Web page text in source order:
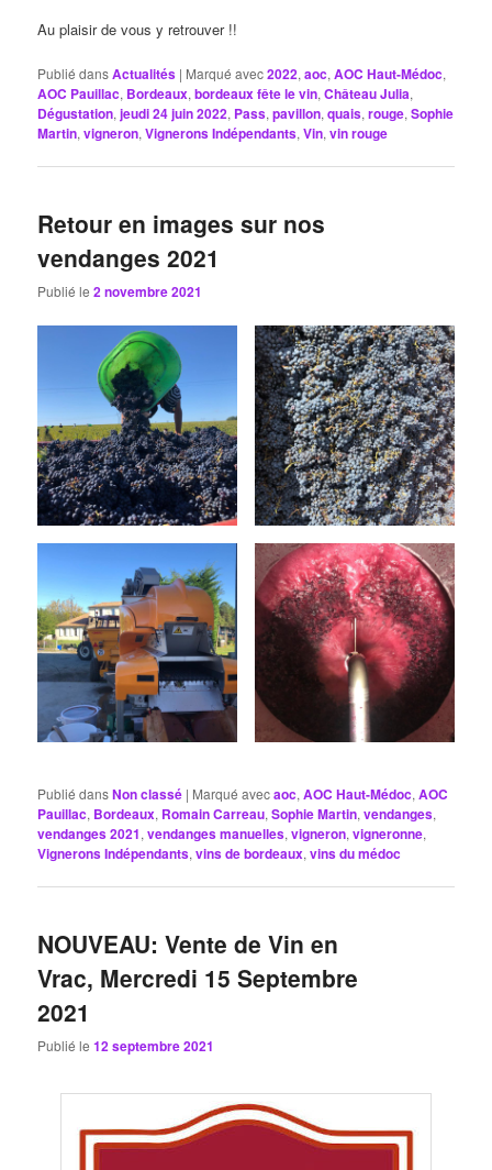
Au plaisir de vous y retrouver !!
Publié dansActualités | Marqué avec2022,aoc,AOC Haut-Médoc,
AOC Pauillac, Bordeaux,bordeaux fête le vin,Château Julia,
Dégustation,jeudi 24 juin 2022, Pass,pavillon,quais,rouge,Sophie
Martin,vigneron,Vignerons Indépendants,Vin,vin rouge
Retour en images sur nos
vendanges 2021
Publié le2 novembre 2021
Publié dansNon classé | Marqué avecaoc,AOC Haut-Médoc,AOC
Pauillac, Bordeaux, Romain Carreau,Sophie Martin,vendanges,
vendanges 2021,vendanges manuelles,vigneron,vigneronne,
Vignerons Indépendants,vins de bordeaux,vins du médoc
NOUVEAU: Vente de Vin en
Vrac, Mercredi 15 Septembre
2021
Publié le12 septembre 2021